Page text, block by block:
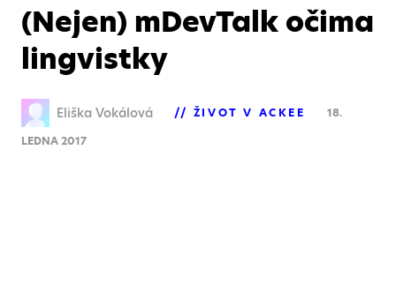
(Nejen) mDevTalk očima
lingvistky
Eliška Vokálová ŽIVOT V ACKEE
18.
LEDNA 2017